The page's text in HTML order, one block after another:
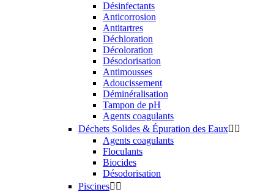
Désinfectants
Anticorrosion
Antitartres
Déchloration
Décoloration
Désodorisation
Antimousses
Adoucissement
Déminéralisation
Tampon de pH
Agents coagulants
Déchets Solides & Épuration des Eaux 
Agents coagulants
Floculants
Biocides
Désodorisation
Piscines 